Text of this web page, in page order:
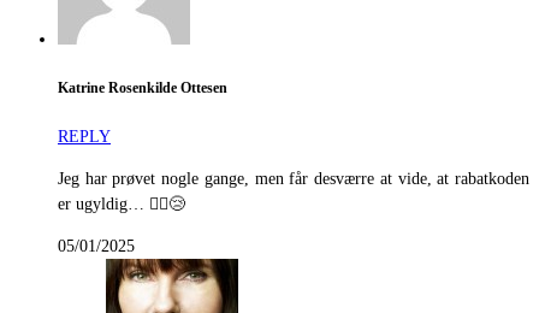
Katrine Rosenkilde Ottesen
REPLY
Jeg har prøvet nogle gange, men får desværre at vide, at rabatkoden
er ugyldig… 🤷‍♀️😢
05/01/2025